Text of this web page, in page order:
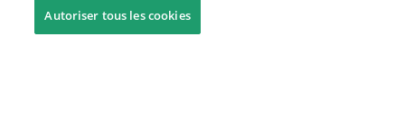
Autoriser tous les cookies